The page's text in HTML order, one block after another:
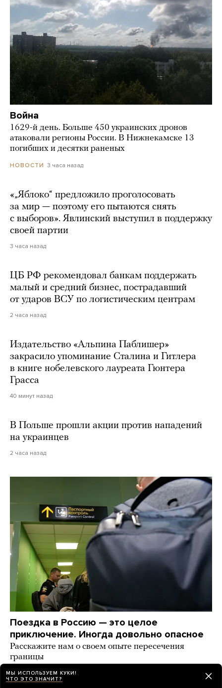
Война
1629-й день. Больше 450 украинских дронов
атаковали регионы России. В Нижнекамске 13
погибших и десятки раненых
НОВОСТИ 3 часа назад
«„Яблоко“ предложило проголосовать
за мир — поэтому его пытаются снять
с выборов». Явлинский выступил в поддержку
своей партии
3 часа назад
ЦБ РФ рекомендовал банкам поддержать
малый и средний бизнес, пострадавший
от ударов ВСУ по логистическим центрам
2 часа назад
Издательство «Альпина Паблишер»
закрасило упоминание Сталина и Гитлера
в книге нобелевского лауреата Гюнтера
Грасса
40 минут назад
В Польше прошли акции против нападений
на украинцев
2 часа назад
Поездка в Россию — это целое
приключение. Иногда довольно опасное
Расскажите нам о своем опыте пересечения
границы
ИСТОРИИ 7 часов назад
МЫ ИСПОЛЬЗУЕМ КУКИ!
ЧТО ЭТО ЗНАЧИТ?